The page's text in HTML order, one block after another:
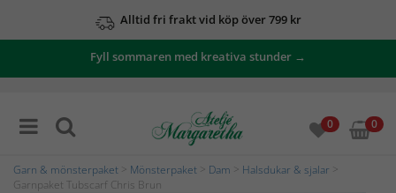
Alltid fri frakt vid köp över 799 kr
Fyll sommaren med kreativa stunder →
0 0
Garn & mönsterpaket Mönsterpaket Dam Halsdukar & sjalar
Garnpaket Tubscarf Chris Brun